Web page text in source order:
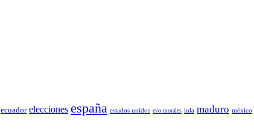
ecuador elecciones españa estados unidos evo morales lula maduro méxico